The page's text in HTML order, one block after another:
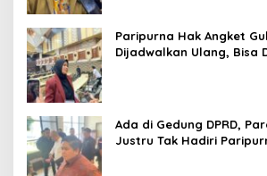
Paripurna Hak Angket
Dijadwalkan Ulang, Bisa
Ada di Gedung DPRD,
Justru Tak Hadiri